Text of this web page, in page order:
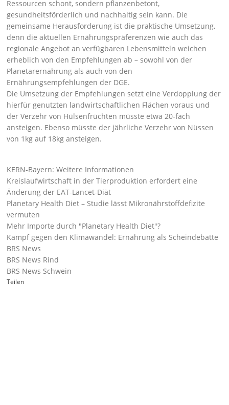
Ressourcen schont, sondern pflanzenbetont,
gesundheitsförderlich und nachhaltig sein kann. Die
gemeinsame Herausforderung ist die praktische Umsetzung,
denn die aktuellen Ernährungspräferenzen wie auch das
regionale Angebot an verfügbaren Lebensmitteln weichen
erheblich von den Empfehlungen ab – sowohl von der
Planetarernährung als auch von den
Ernährungsempfehlungen der DGE.
Die Umsetzung der Empfehlungen setzt eine Verdopplung der
hierfür genutzten landwirtschaftlichen Flächen voraus und
der Verzehr von Hülsenfrüchten müsste etwa 20-fach
ansteigen. Ebenso müsste der jährliche Verzehr von Nüssen
von 1kg auf 18kg ansteigen.
KERN-Bayern: Weitere Informationen
Kreislaufwirtschaft in der Tierproduktion erfordert eine
Änderung der EAT-Lancet-Diät
Planetary Health Diet – Studie lässt Mikronährstoffdefizite
vermuten
Mehr Importe durch "Planetary Health Diet"?
Kampf gegen den Klimawandel: Ernährung als Scheindebatte
BRS News
BRS News Rind
BRS News Schwein
Teilen